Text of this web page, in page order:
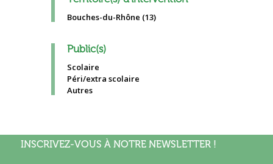
Bouches-du-Rhône (13)
Public(s)
Scolaire
Péri/extra scolaire
Autres
INSCRIVEZ-VOUS À NOTRE NEWSLETTER !